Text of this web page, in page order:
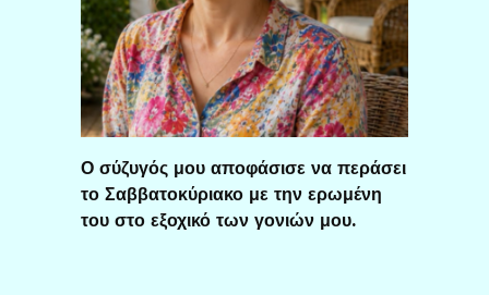
Ο σύζυγός μου αποφάσισε να περάσει
το Σαββατοκύριακο με την ερωμένη
του στο εξοχικό των γονιών μου.